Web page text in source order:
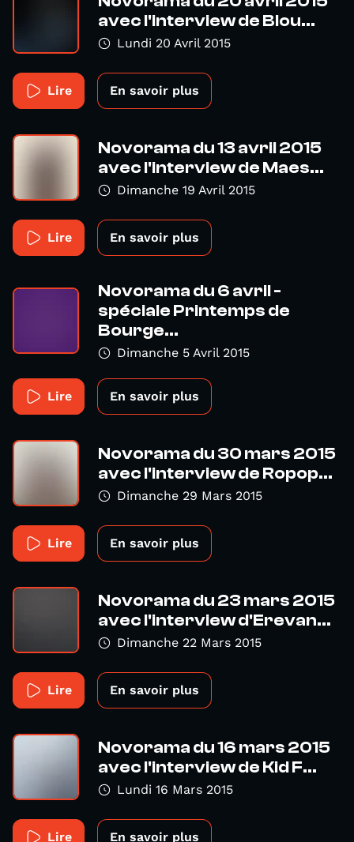
avec l'interview de Blou...
Lundi 20 Avril 2015
Lire En savoir plus
Novorama du 13 avril 2015
avec l'interview de Maes...
Dimanche 19 Avril 2015
Lire En savoir plus
Novorama du 6 avril -
spéciale Printemps de
Bourge...
Dimanche 5 Avril 2015
Lire En savoir plus
Novorama du 30 mars 2015
avec l'interview de Ropop...
Dimanche 29 Mars 2015
Lire En savoir plus
Novorama du 23 mars 2015
avec l'interview d'Erevan...
Dimanche 22 Mars 2015
Lire En savoir plus
Novorama du 16 mars 2015
avec l'interview de Kid F...
Lundi 16 Mars 2015
Lire En savoir plus